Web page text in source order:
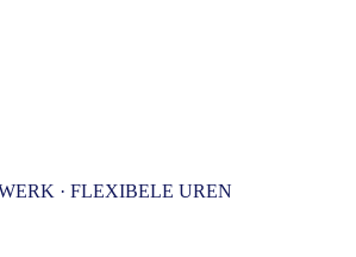
· FLEXIBELE UREN